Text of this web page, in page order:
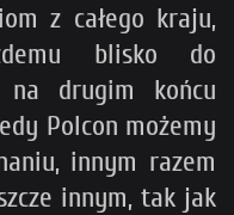
z całego kraju,
blisko do
na drugim końcu
Polcon możemy
innym razem
innym, tak jak